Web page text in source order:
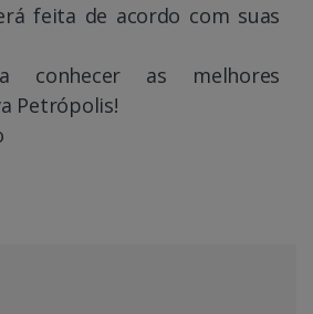
feita de acordo com suas
conhecer as melhores
Petrópolis!